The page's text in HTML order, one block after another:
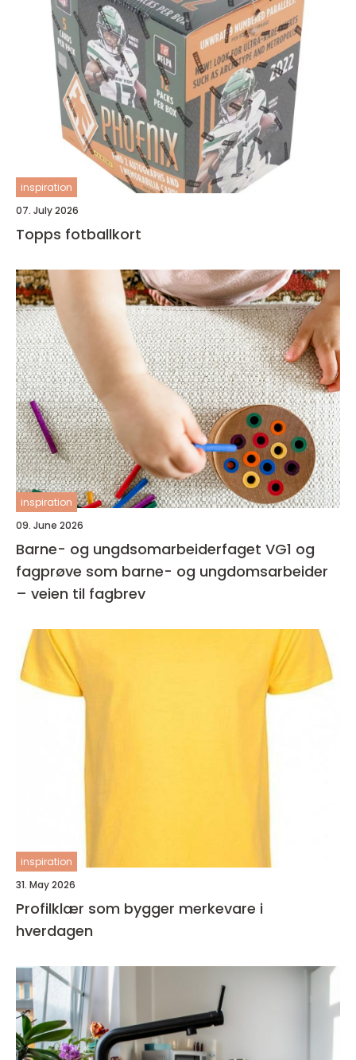
inspiration
07. July 2026
Topps fotballkort
inspiration
09. June 2026
Barne- og ungdsomarbeiderfaget VG1 og
fagprøve som barne- og ungdomsarbeider
– veien til fagbrev
inspiration
31. May 2026
Profilklær som bygger merkevare i
hverdagen